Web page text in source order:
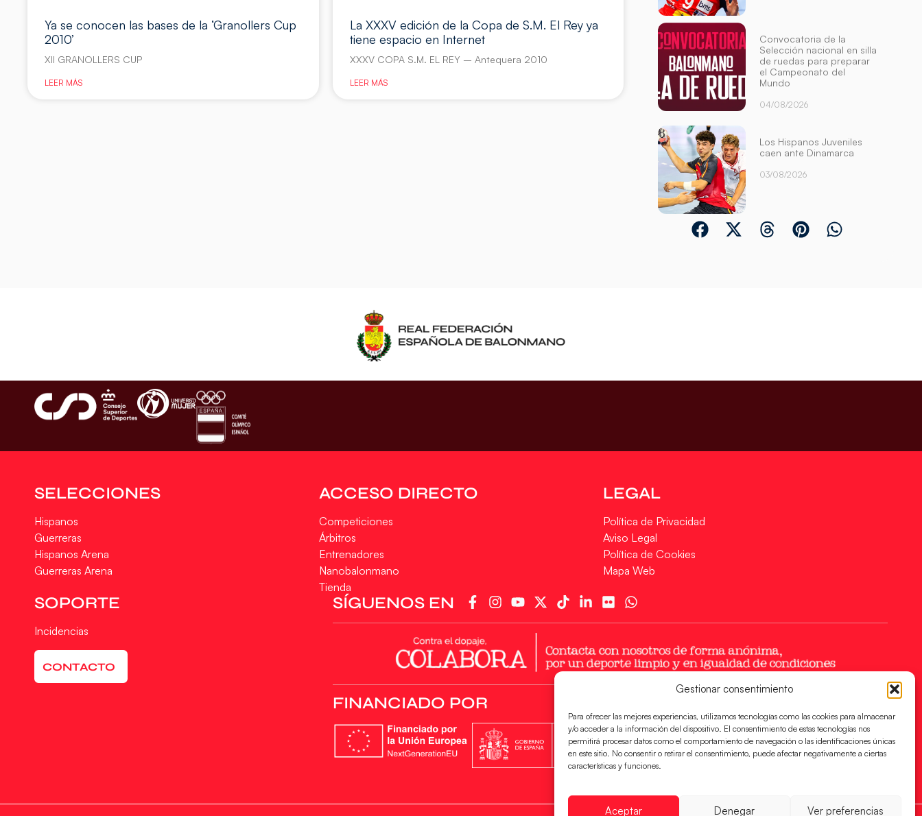
Gestionar consentimiento
Para ofrecer las mejores experiencias, utilizamos tecnologías como las cookies para almacenar
y/o acceder a la información del dispositivo. El consentimiento de estas tecnologías nos
permitirá procesar datos como el comportamiento de navegación o las identificaciones únicas
en este sitio. No consentir o retirar el consentimiento, puede afectar negativamente a ciertas
características y funciones.
Aceptar Denegar Ver preferencias
Ya se conocen las bases de la ‘Granollers Cup
2010’
XII GRANOLLERS CUP
LEER MÁS
La XXXV edición de la Copa de S.M. El Rey ya
tiene espacio en Internet
XXXV COPA S.M. EL REY – Antequera 2010
LEER MÁS
Convocatoria de la
Selección nacional en silla
de ruedas para preparar
el Campeonato del
Mundo
04/08/2026
Los Hispanos Juveniles
caen ante Dinamarca
03/08/2026
SELECCIONES
Hispanos
Guerreras
Hispanos Arena
Guerreras Arena
ACCESO DIRECTO
Competiciones
Árbitros
Entrenadores
Nanobalonmano
Tienda
LEGAL
Política de Privacidad
Aviso Legal
Política de Cookies
Mapa Web
SOPORTE
Incidencias
CONTACTO
SÍGUENOS EN
FINANCIADO POR